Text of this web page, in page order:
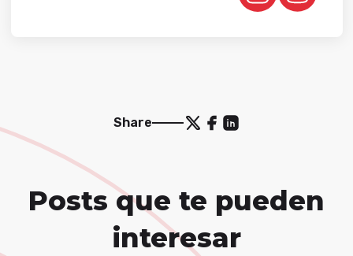
Share
Posts que te pueden
interesar